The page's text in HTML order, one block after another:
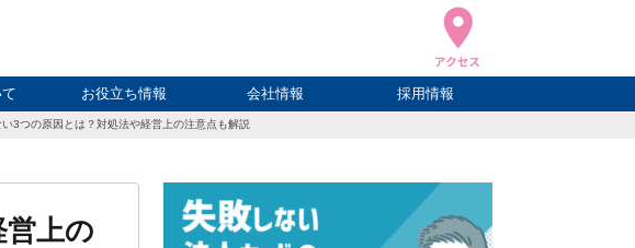
お役立ち情報
起業ノウハウ
社長ブログ
スタッフブログ
会社情報
会社概要
アクセス
採用情報
3つの原因とは？対処法や経営上の注意点も解説
上の